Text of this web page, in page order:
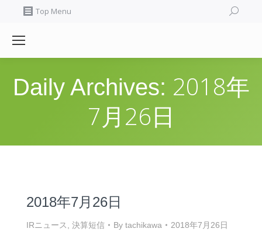
Top Menu Search:
Daily Archives: 2018年
7月26日
2018年7月26日
IRニュース 決算短信 By tachikawa 2018年7月26日